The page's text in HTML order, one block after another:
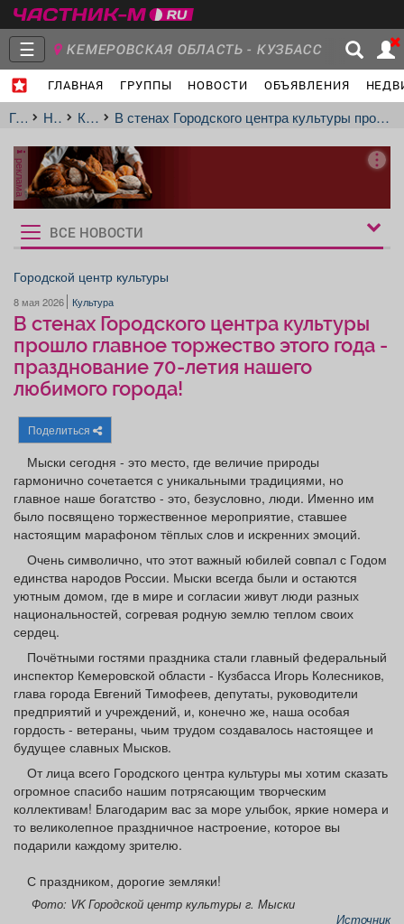
☰ КЕМЕРОВСКАЯ ОБЛАСТЬ - КУЗБАСС
ГЛАВНАЯ ГРУППЫ НОВОСТИ ОБЪЯВЛЕНИЯ
Главная
Группы
Объявления Недвижимость Услуги
Работа
Афиша
Товары Поздравления Погода
ТВ программа Я - пенсионер
ГлавнаяНовостиКультураВ стенах Городского центра культуры прошло главное торжество этого года - празднование 70-летия нашего любимого города!
реклама
Рукбрики
новостей
ВСЕ НОВОСТИ
Городской центр культуры
8 мая 2026 Культура
В стенах Городского центра культуры
прошло главное торжество этого года -
празднование 70-летия нашего
любимого города!
Поделиться
Мыски сегодня - это место, где величие природы
гармонично сочетается с уникальными традициями, но
главное наше богатство - это, безусловно, люди. Именно им
было посвящено торжественное мероприятие, ставшее
настоящим марафоном тёплых слов и искренних эмоций.
Очень символично, что этот важный юбилей совпал с Годом
единства народов России. Мыски всегда были и остаются
уютным домом, где в мире и согласии живут люди разных
национальностей, согревая родную землю теплом своих
сердец.
Почётными гостями праздника стали главный федеральный
инспектор Кемеровской области - Кузбасса Игорь Колесников,
глава города Евгений Тимофеев, депутаты, руководители
предприятий и учреждений, и, конечно же, наша особая
гордость - ветераны, чьим трудом создавалось настоящее и
будущее славных Мысков.
От лица всего Городского центра культуры мы хотим сказать
огромное спасибо нашим потрясающим творческим
коллективам! Благодарим вас за море улыбок, яркие номера и
то великолепное праздничное настроение, которое вы
подарили каждому зрителю.
С праздником, дорогие земляки!
Фото: VK Городской центр культуры г. Мыски
Источник